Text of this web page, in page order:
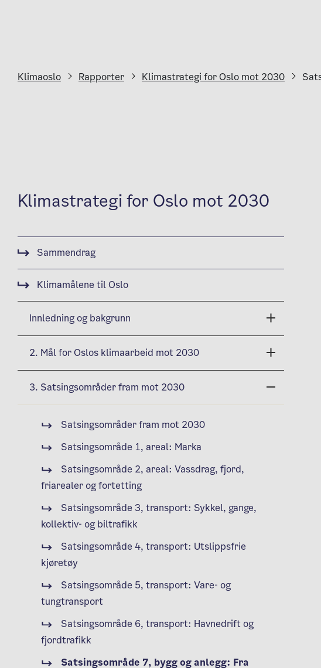
Klimaoslo Rapporter Klimastrategi for Oslo mot 2030
Klimastrategi for Oslo mot 2030
Sammendrag
Klimamålene til Oslo
Innledning og bakgrunn
2. Mål for Oslos klimaarbeid mot 2030
3. Satsingsområder fram mot 2030
Satsingsområder fram mot 2030
Satsingsområde 1, areal: Marka
Satsingsområde 2, areal: Vassdrag, fjord,
friarealer og fortetting
Satsingsområde 3, transport: Sykkel, gange,
kollektiv- og biltrafikk
Satsingsområde 4, transport: Utslippsfrie
kjøretøy
Satsingsområde 5, transport: Vare- og
tungtransport
Satsingsområde 6, transport: Havnedrift og
fjordtrafikk
Satsingsområde 7, bygg og anlegg: Fra